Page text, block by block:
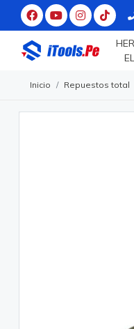
Inicio Repuestos total